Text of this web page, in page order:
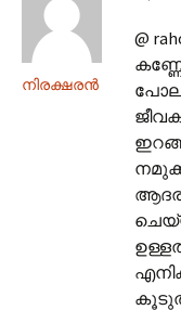
നിരക്ഷരന്‍
@